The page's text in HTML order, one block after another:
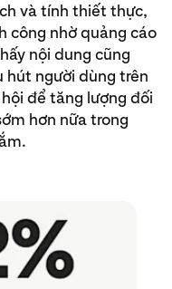
và tính thiết thực,
công nhờ quảng cáo
nội dung cũng
hút người dùng trên
để tăng lượng đối
hơn nữa trong